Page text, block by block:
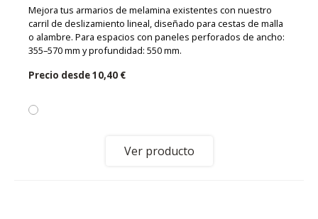
Mejora tus armarios de melamina existentes con nuestro
carril de deslizamiento lineal, diseñado para cestas de malla
o alambre. Para espacios con paneles perforados de ancho:
355–570 mm y profundidad: 550 mm.
Precio desde10,40 €
Ver producto